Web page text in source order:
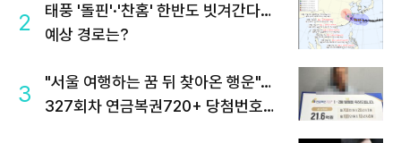
2
태풍 '돌핀'·'찬홈' 한반도 빗겨간다…
예상 경로는?
3
"서울 여행하는 꿈 뒤 찾아온 행운"…
327회차 연금복권720+ 당첨번호조